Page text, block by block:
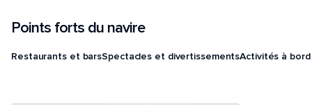
Points forts du navire
Restaurants et barsSpectacles et divertissementsActivités à bord